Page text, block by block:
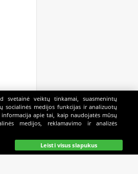
Paieška Mano Kazino
svetainė veiktų tinkamai, suasmenintų
socialinės medijos funkcijas ir analizuotų
apie tai, kaip naudojatės mūsų
medijos, reklamavimo ir analizės
Leisti visus slapukus